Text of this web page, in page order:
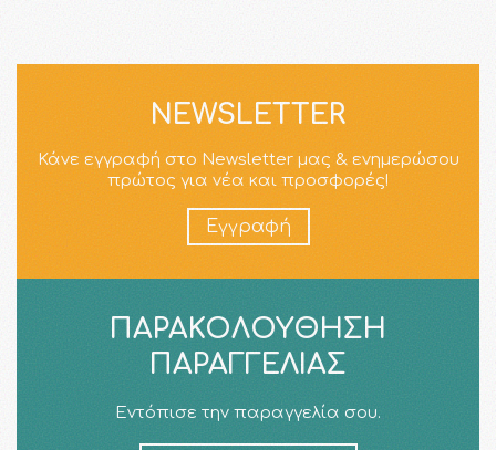
NEWSLETTER
Κάνε εγγραφή στο Newsletter μας & ενημερώσου
πρώτος για νέα και προσφορές!
Εγγραφή
ΠΑΡΑΚΟΛΟΎΘΗΣΗ
ΠΑΡΑΓΓΕΛΊΑΣ
Εντόπισε την παραγγελία σου.